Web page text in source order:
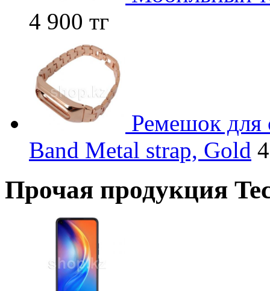
4 900 тг
Ремешок для
Band Metal strap, Gold
Прочая продукция